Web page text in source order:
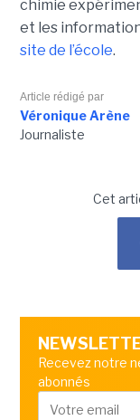
chimie
et les
site de l’école.
Article rédigé par
Véronique Arène
Journaliste
Cet
Recevez notre
abonnés